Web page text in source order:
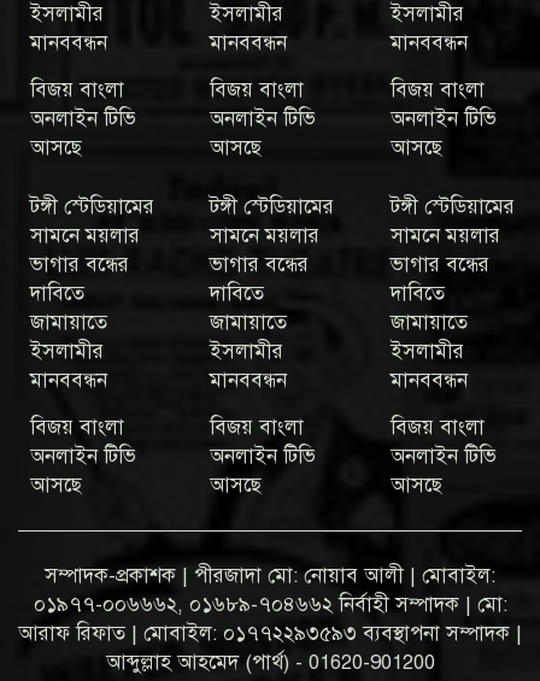
ইসলামীর
মানববন্ধন
বিজয় বাংলা
অনলাইন টিভি
আসছে
ইসলামীর
মানববন্ধন
বিজয় বাংলা
অনলাইন টিভি
আসছে
ইসলামীর
মানববন্ধন
বিজয় বাংলা
অনলাইন টিভি
আসছে
টঙ্গী স্টেডিয়ামের
সামনে ময়লার
ভাগার বন্ধের
দাবিতে
জামায়াতে
ইসলামীর
মানববন্ধন
বিজয় বাংলা
অনলাইন টিভি
আসছে
টঙ্গী স্টেডিয়ামের
সামনে ময়লার
ভাগার বন্ধের
দাবিতে
জামায়াতে
ইসলামীর
মানববন্ধন
বিজয় বাংলা
অনলাইন টিভি
আসছে
টঙ্গী স্টেডিয়ামের
সামনে ময়লার
ভাগার বন্ধের
দাবিতে
জামায়াতে
ইসলামীর
মানববন্ধন
বিজয় বাংলা
অনলাইন টিভি
আসছে
সম্পাদক-প্রকাশক | পীরজাদা মো: নোয়াব আলী | মোবাইল:
০১৯৭৭-০০৬৬৬২, ০১৬৮৯-৭০৪৬৬২ নির্বাহী সম্পাদক | মো:
আরাফ রিফাত | মোবাইল: ০১৭৭২২৯৩৫৯৩ ব্যবস্থাপনা সম্পাদক |
আব্দুল্লাহ আহমেদ (পার্থ) - 01620-901200